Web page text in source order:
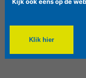
Klik hier